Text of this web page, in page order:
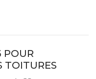
POUR
TOITURES